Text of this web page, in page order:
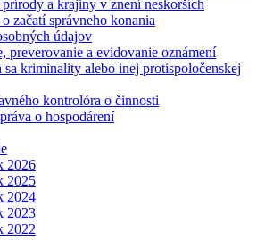
prírody a krajiny v znení neskorších
začatí správneho konania
údajov
preverovanie a evidovanie oznámení
sa kriminality alebo inej protispoločenskej
kontrolóra o činnosti
o hospodárení
2026
2025
2024
2023
2022